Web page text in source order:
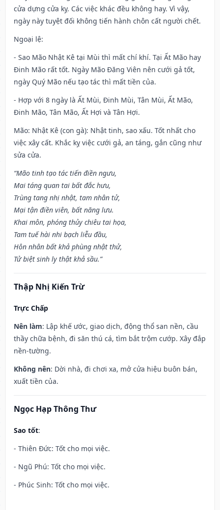
cửa dựng cửa kỵ. Các việc khác đều không hay. Vì vậy,
ngày này tuyệt đối không tiến hành chôn cất người chết.
Ngoại lệ:
- Sao Mão Nhật Kê tại Mùi thì mất chí khí. Tại Ất Mão hay
Đinh Mão rất tốt. Ngày Mão Đăng Viên nên cưới gả tốt,
ngày Quý Mão nếu tạo tác thì mất tiền của.
- Hợp với 8 ngày là Ất Mùi, Đinh Mùi, Tân Mùi, Ất Mão,
Đinh Mão, Tân Mão, Ất Hợi và Tân Hợi.
Mão: Nhật Kê (con gà): Nhật tinh, sao xấu. Tốt nhất cho
việc xây cất. Khắc kỵ việc cưới gả, an táng, gắn cũng như
sửa cửa.
“Mão tinh tạo tác tiến điền ngưu,
Mai táng quan tai bất đắc hưu,
Trùng tang nhị nhật, tam nhân tử,
Mại tận điền viên, bất năng lưu.
Khai môn, phóng thủy chiêu tai họa,
Tam tuế hài nhi bạch liễu đầu,
Hôn nhân bất khả phùng nhật thử,
Tử biệt sinh ly thật khả sầu.”
Thập Nhị Kiến Trừ
Trực Chấp
Nên làm: Lập khế ước, giao dịch, động thổ san nền, cầu
thầy chữa bệnh, đi săn thú cá, tìm bắt trộm cướp. Xây đắp
nền-tường.
Không nên: Dời nhà, đi chơi xa, mở cửa hiệu buôn bán,
xuất tiền của.
Ngọc Hạp Thông Thư
Sao tốt:
- Thiên Đức: Tốt cho mọi việc.
- Ngũ Phú: Tốt cho mọi việc.
- Phúc Sinh: Tốt cho mọi việc.